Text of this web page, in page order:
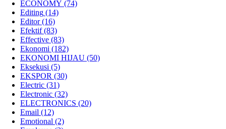
ECONOMY (74)
Editing (14)
Editor(16)
Efektif(83)
Effective (83)
Ekonomi (182)
EKONOMI HIJAU (50)
Eksekusi (5)
EKSPOR (30)
Electric (31)
Electronic (32)
ELECTRONICS (20)
Email (12)
Emotional (2)